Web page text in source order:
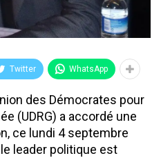
Twitter WhatsApp
des Démocrates pour
(UDRG) a accordé une
ce lundi 4 septembre
leader politique est